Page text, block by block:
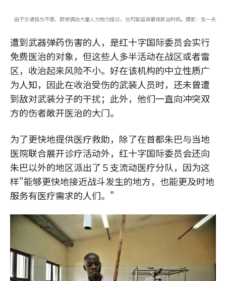
由于交通极为不便，即使调动大量人力物力接诊，也可能延误最佳救治时机。摄影：张一夫
遭到武器弹药伤害的人，是红十字国际委员会实行
免费医治的对象，但这些人多半活动在战区或者雷
区，收治起来风险不小。好在该机构的中立性质广
为人知，因此在收治受伤的武装人员时，还未曾遭
到敌对武装分子的干扰；此外，他们一直向冲突双
方的伤者敞开医治的大门。
为了更快地提供医疗救助，除了在首都朱巴与当地
医院联合展开诊疗活动外，红十字国际委员会还向
朱巴以外的地区派出了５支流动医疗分队，因为这
样"能够更快地接近战斗发生的地方，也能更及时地
服务有医疗需求的人们。"